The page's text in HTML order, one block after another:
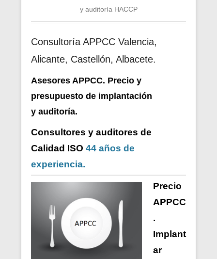
y auditoría HACCP
Consultoría APPCC Valencia,
Alicante, Castellón, Albacete.
Asesores APPCC. Precio y
presupuesto de implantación
y auditoría.
Consultores y auditores de
Calidad ISO 44 años de
experiencia.
Precio
APPCC
.
Implant
ar